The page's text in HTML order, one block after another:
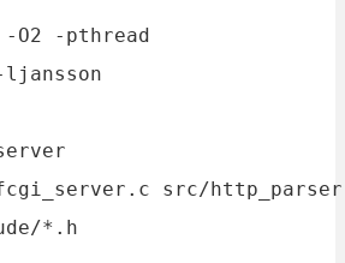
-O2 -pthread
fcgi_server.c src/
*.h